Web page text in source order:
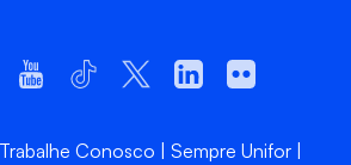
Trabalhe Conosco
Sempre Unifor